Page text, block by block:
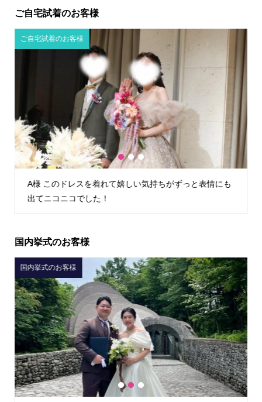
ご自宅試着のお客様
K様 TIG dressさんでウェディングドレスを借りて本当
によかったです！
ご自宅試着のお客様
1 2 3
国内挙式のお客様
国内挙式のお客様
1 2 3